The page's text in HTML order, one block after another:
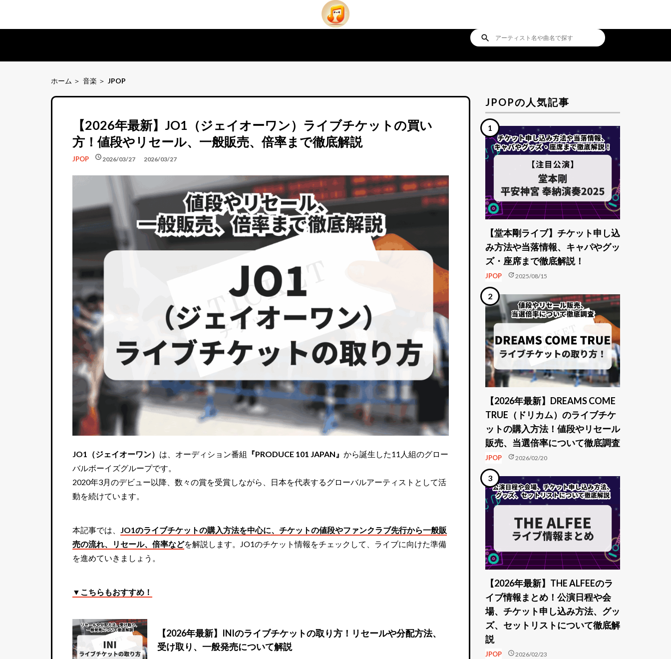
search
ホーム 音楽 JPOP
【2026年最新】JO1（ジェイオーワン）ライブチケットの買い
方！値段やリセール、一般販売、倍率まで徹底解説
JPOP schedule2026/03/27
schedule 2026/03/27
JO1（ジェイオーワン） は、オーディション番組 『PRODUCE 101 JAPAN』 から誕生した11人組のグロー
バルボーイズグループです。
2020年3月のデビュー以降、数々の賞を受賞しながら、日本を代表するグローバルアーティストとして活
動を続けています。
本記事では、 JO1のライブチケットの購入方法を中心に、チケットの値段やファンクラブ先行から一般販
売の流れ、リセール、倍率などを解説します。JO1のチケット情報をチェックして、ライブに向けた準備
を進めていきましょう。
▼こちらもおすすめ！
【2026年最新】INIのライブチケットの取り方！リセールや分配方法、
受け取り、一般発売について解説
JPOPの人気記事
【堂本剛ライブ】チケット申し込
み方法や当落情報、キャパやグッ
ズ・座席まで徹底解説！
JPOP update2025/08/15
【2026年最新】DREAMS COME
TRUE（ドリカム）のライブチケ
ットの購入方法！値段やリセール
販売、当選倍率について徹底調査
JPOP update2026/02/20
【2026年最新】THE ALFEEのラ
イブ情報まとめ！公演日程や会
場、チケット申し込み方法、グッ
ズ、セットリストについて徹底解
説
JPOP schedule2026/02/23